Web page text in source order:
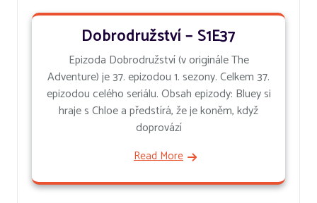
Dobrodružství – S1E37
Epizoda Dobrodružství (v originále The
Adventure) je 37. epizodou 1. sezony. Celkem 37.
epizodou celého seriálu. Obsah epizody: Bluey si
hraje s Chloe a předstírá, že je koněm, když
doprovází
Read More